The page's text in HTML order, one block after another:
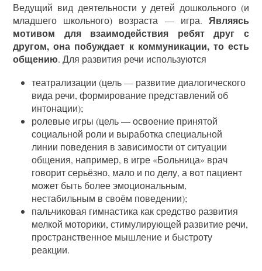
Ведущий вид деятельности у детей дошкольного (и
младшего школьного) возраста — игра. Являясь
мотивом для взаимодействия ребят друг с
другом, она побуждает к коммуникации, то есть
общению. Для развития речи используются
театрализации (цель — развитие диалогического
вида речи, формирование представлений об
интонации);
ролевые игры (цель — освоение принятой
социальной роли и выработка специальной
линии поведения в зависимости от ситуации
общения, например, в игре «Больница» врач
говорит серьёзно, мало и по делу, а вот пациент
может быть более эмоциональным,
нестабильным в своём поведении);
пальчиковая гимнастика как средство развития
мелкой моторики, стимулирующей развитие речи,
пространственное мышление и быстроту
реакции.